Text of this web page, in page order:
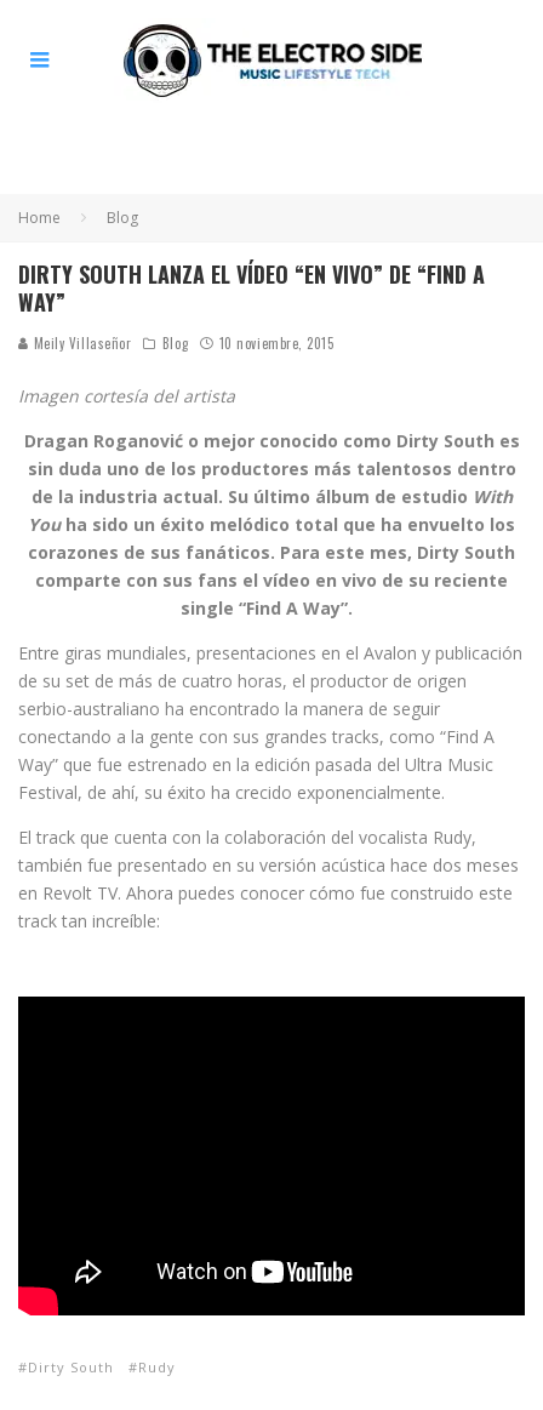
Home Blog
DIRTY SOUTH LANZA EL VÍDEO “EN VIVO” DE “FIND A
WAY”
Meily Villaseñor Blog 10 noviembre, 2015
Imagen cortesía del artista
Dragan Roganović o mejor conocido como Dirty South es
sin duda uno de los productores más talentosos dentro
de la industria actual. Su último álbum de estudio With
You ha sido un éxito melódico total que ha envuelto los
corazones de sus fanáticos. Para este mes, Dirty South
comparte con sus fans el vídeo en vivo de su reciente
single “Find A Way”.
Entre giras mundiales, presentaciones en el Avalon y publicación
de su set de más de cuatro horas, el productor de origen
serbio-australiano ha encontrado la manera de seguir
conectando a la gente con sus grandes tracks, como “Find A
Way” que fue estrenado en la edición pasada del Ultra Music
Festival, de ahí, su éxito ha crecido exponencialmente.
El track que cuenta con la colaboración del vocalista Rudy,
también fue presentado en su versión acústica hace dos meses
en Revolt TV. Ahora puedes conocer cómo fue construido este
track tan increíble:
Dirty South Rudy